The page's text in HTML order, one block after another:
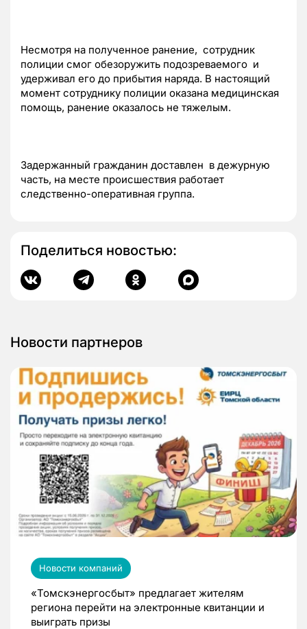
Несмотря на полученное ранение, сотрудник
полиции смог обезоружить подозреваемого и
удерживал его до прибытия наряда. В настоящий
момент сотруднику полиции оказана медицинская
помощь, ранение оказалось не тяжелым.
Задержанный гражданин доставлен в дежурную
часть, на месте происшествия работает
следственно-оперативная группа.
Поделиться новостью:
Новости партнеров
Новости компаний
«Томскэнергосбыт» предлагает жителям
региона перейти на электронные квитанции и
выиграть призы